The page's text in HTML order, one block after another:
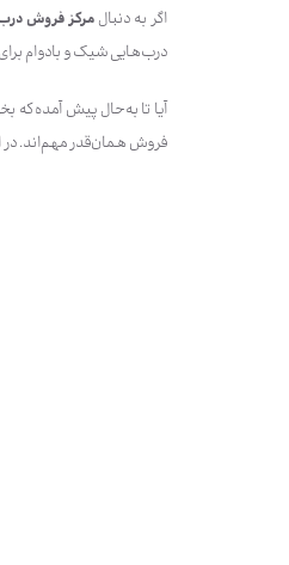
اگر به دنبالمرکز فروش
درب‌هایی شیک و بادوام
آیا تا به‌حال پیش آمده که
فروش همان‌قدر مهم‌اند. در